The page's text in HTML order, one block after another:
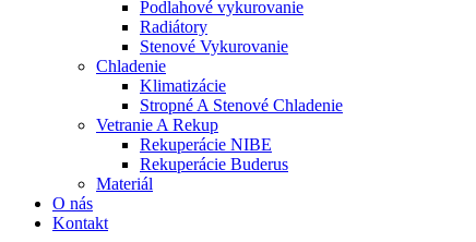
Podlahové vykurovanie
Radiátory
Stenové Vykurovanie
Chladenie
Klimatizácie
Stropné A Stenové Chladenie
Vetranie A Rekup
Rekuperácie NIBE
Rekuperácie Buderus
Materiál
O nás
Kontakt